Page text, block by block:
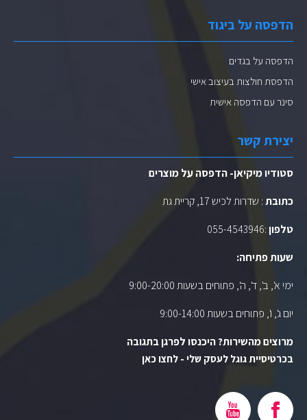
הדפסה על ביגוד
הדפסה על בגדים
הדפסת חולצות בעיצוב אישי
סינר עם הדפסה אישית
יצירת קשר
סטודיו מיקיאן- הדפסה על מוצרים
כתובת: שדרות לכיש 17, קריית גת
טלפון:
055-4543946
שעות פתיחה:
ימי א', ב', ד', ה', פתוחים בשעות 9:00-20:00
יום ג', ו', פתוחים בשעות 9:00-14:00
מרוצים מהשירות? היכנסו לפרגן בתגובה
בכרטיסיית גוגל לעסק שלי - לחצו כאן